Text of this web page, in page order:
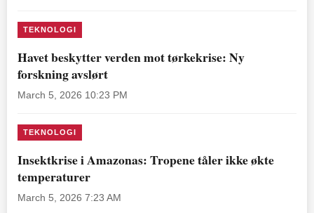
TEKNOLOGI
Havet beskytter verden mot tørkekrise: Ny
forskning avslørt
March 5, 2026 10:23 PM
TEKNOLOGI
Insektkrise i Amazonas: Tropene tåler ikke økte
temperaturer
March 5, 2026 7:23 AM